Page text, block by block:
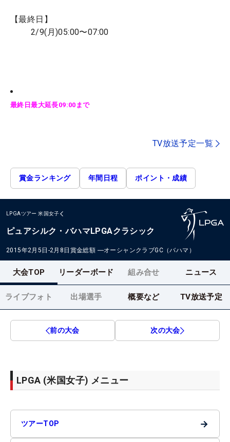
【最終日】
2/9(月)05:00〜07:00
最終日最大延長09:00まで
TV放送予定一覧
賞金ランキング 年間日程 ポイント・成績
LPGAツアー 米国女子
ピュアシルク・バハマLPGAクラシック
2015年2月5日-2月8日 賞金総額 ―オーシャンクラブGC（バハマ）
大会TOP リーダーボード 組み合せ ニュース
ライブフォト 出場選手 概要など TV放送予定
前の大会 次の大会
LPGA (米国女子) メニュー
ツアーTOP →